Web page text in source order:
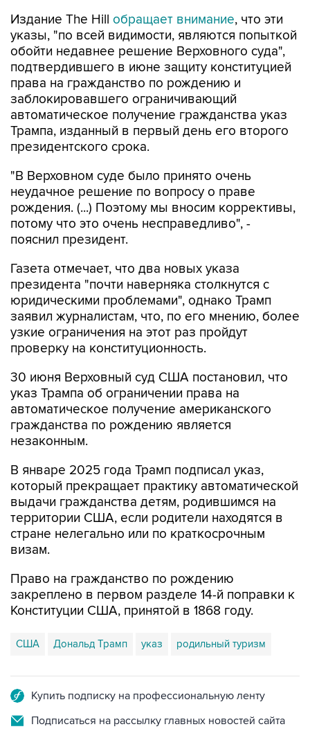
Издание The Hill обращает внимание, что эти
указы, "по всей видимости, являются попыткой
обойти недавнее решение Верховного суда",
подтвердившего в июне защиту конституцией
права на гражданство по рождению и
заблокировавшего ограничивающий
автоматическое получение гражданства указ
Трампа, изданный в первый день его второго
президентского срока.
"В Верховном суде было принято очень
неудачное решение по вопросу о праве
рождения. (...) Поэтому мы вносим коррективы,
потому что это очень несправедливо", -
пояснил президент.
Газета отмечает, что два новых указа
президента "почти наверняка столкнутся с
юридическими проблемами", однако Трамп
заявил журналистам, что, по его мнению, более
узкие ограничения на этот раз пройдут
проверку на конституционность.
30 июня Верховный суд США постановил, что
указ Трампа об ограничении права на
автоматическое получение американского
гражданства по рождению является
незаконным.
В январе 2025 года Трамп подписал указ,
который прекращает практику автоматической
выдачи гражданства детям, родившимся на
территории США, если родители находятся в
стране нелегально или по краткосрочным
визам.
Право на гражданство по рождению
закреплено в первом разделе 14-й поправки к
Конституции США, принятой в 1868 году.
США Дональд Трамп указ родильный туризм
Купить подписку на профессиональную ленту
Подписаться на рассылку главных новостей сайта